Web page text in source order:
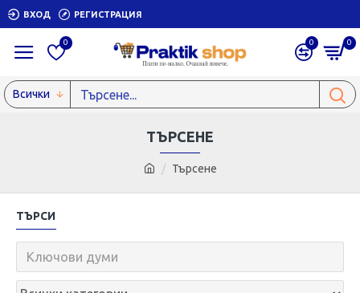
ВХОД РЕГИСТРАЦИЯ
0 0 0
Всички
Търсене
ТЪРСЕНЕ
ТЪРСИ